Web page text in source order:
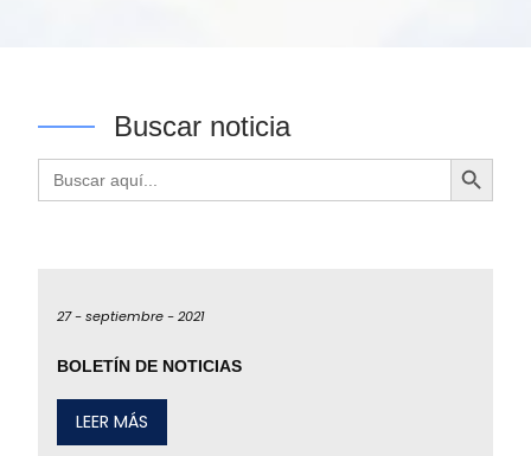
Buscar noticia
Buscar: Botón de búsqueda
27 -septiembre -2021
BOLETÍN DE NOTICIAS
LEER MÁS